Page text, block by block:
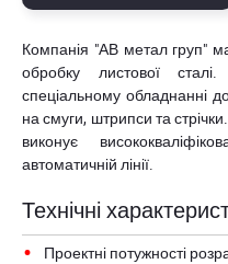
Компанія "АВ метал груп"
обробку листової
спеціальному обладнанні
на смуги, штрипси та
виконує
автоматичній лінії.
Технічні
Проектні потужності